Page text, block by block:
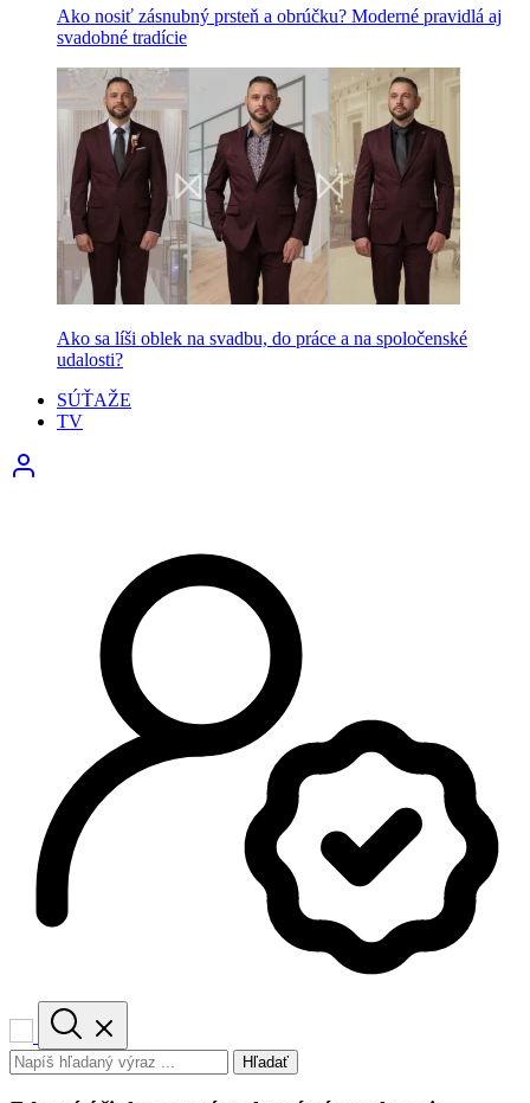
Ako nosiť zásnubný prsteň a obrúčku? Moderné pravidlá aj
svadobné tradície
Ako sa líši oblek na svadbu, do práce a na spoločenské
udalosti?
SÚŤAŽE
TV
Hľadať